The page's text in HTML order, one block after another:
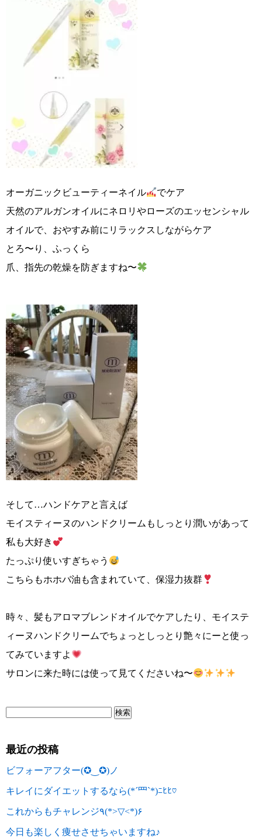
オーガニックビューティーネイル
でケア
天然のアルガンオイルにネロリやローズのエッセンシャル
オイルで、おやすみ前にリラックスしながらケア
とろ〜り、ふっくら
爪、指先の乾燥を防ぎますね〜
そして…ハンドケアと言えば
モイスティーヌのハンドクリームもしっとり潤いがあって
私も大好き
たっぷり使いすぎちゃう
こちらもホホバ油も含まれていて、保湿力抜群
時々、髪もアロマブレンドオイルでケアしたり、モイステ
ィーヌハンドクリームでちょっとしっとり艶々にーと使っ
てみていますよ
サロンに来た時には使って見てくださいね〜
最近の投稿
ビフォーアフター(✪‿✪)ノ
キレイにダイエットするなら(*´罒`*)ﾆﾋﾋ♡
これからもチャレンジ٩(*>▽<*)۶
今日も楽しく痩せさせちゃいますね♪